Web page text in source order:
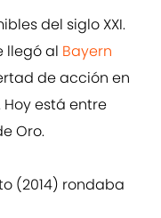
del siglo XXI.
llegó al Bayern
de acción en
está entre
Oro.
(2014) rondaba